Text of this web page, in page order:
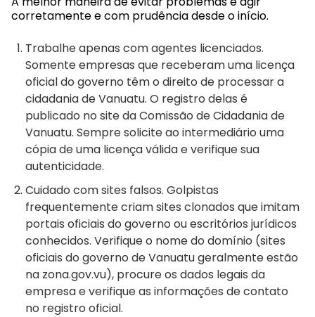
corretamente e com prudência desde o início.
Trabalhe apenas com agentes licenciados.
Somente empresas que receberam uma licença
oficial do governo têm o direito de processar a
cidadania de Vanuatu. O registro delas é
publicado no site da Comissão de Cidadania de
Vanuatu. Sempre solicite ao intermediário uma
cópia de uma licença válida e verifique sua
autenticidade.
Cuidado com sites falsos. Golpistas
frequentemente criam sites clonados que imitam
portais oficiais do governo ou escritórios jurídicos
conhecidos. Verifique o nome do domínio (sites
oficiais do governo de Vanuatu geralmente estão
na zona.gov.vu), procure os dados legais da
empresa e verifique as informações de contato
no registro oficial.